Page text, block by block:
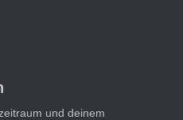
und deinem